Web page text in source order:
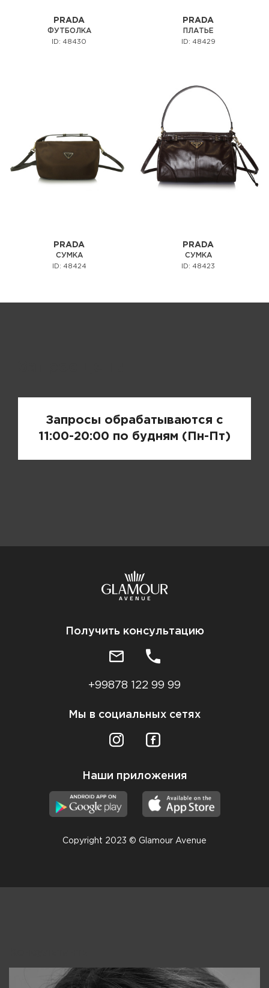
PRADA
ФУТБОЛКА
ID: 48430
PRADA
ПЛАТЬЕ
ID: 48429
PRADA
СУМКА
ID: 48424
PRADA
СУМКА
ID: 48423
Запросы обрабатываются с
11:00-20:00 по будням (Пн-Пт)
Получить консультацию
+99878 122 99 99
Мы в социальных сетях
Наши приложения
Copyright 2023 © Glamour Avenue